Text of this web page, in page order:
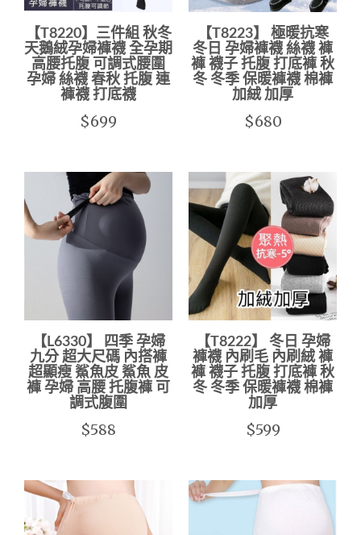
【T8220】三件組 秋冬
天鵝絨孕婦褲襪 全孕期
高腰托腹 可調式腰圍
孕婦 絲襪 春秋 托腹 連
褲襪 打底襪
$699
【T8223】 極暖抗寒
冬日 孕婦褲襪 絲襪 褲
褲 襪子 托腹 打底褲 秋
冬 冬季 保暖褲襪 棉褲
加絨 加厚
$680
【L6330】 四季 孕婦
九分 超大尺碼 內搭褲
超顯瘦 鯊魚皮 鯊魚 皮
褲 孕婦 高腰 托腹褲 可
調式腹圍
$588
【T8222】 冬日 孕婦
褲襪 內刷毛 內刷絨 褲
褲 襪子 托腹 打底褲 秋
冬 冬季 保暖褲襪 棉褲
加厚
$599